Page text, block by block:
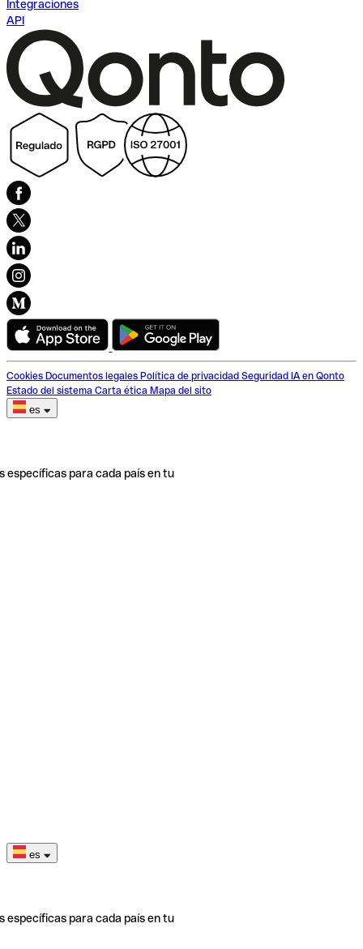
Integraciones
API
Cookies Documentos legales Política de privacidad Seguridad IA en Qonto
Estado del sistema Carta ética Mapa del sito
es
específicas para cada país en tu
es
específicas para cada país en tu